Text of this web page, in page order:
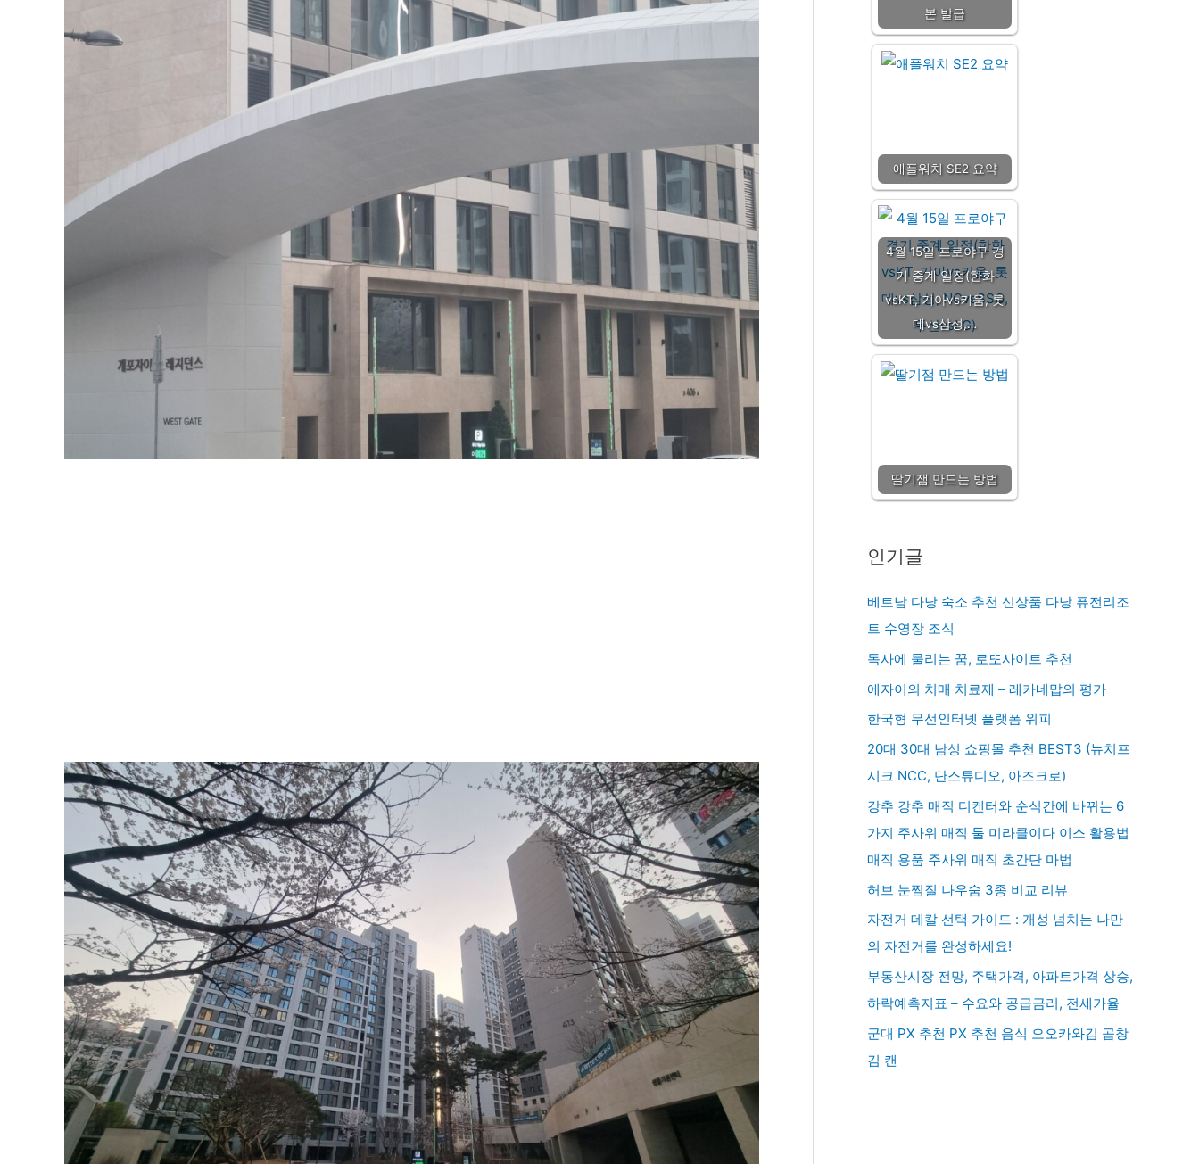
본 발급
애플워치 SE2 요약
4월 15일 프로야구 경
기 중계 일정(한화
vsKT, 기아vs키움, 롯
데vs삼성,…
딸기잼 만드는 방법
인기글
베트남 다낭 숙소 추천 신상품 다낭 퓨전리조
트 수영장 조식
독사에 물리는 꿈, 로또사이트 추천
에자이의 치매 치료제 – 레카네맙의 평가
한국형 무선인터넷 플랫폼 위피
20대 30대 남성 쇼핑몰 추천 BEST3 (뉴치프
시크 NCC, 단스튜디오, 아즈크로)
강추 강추 매직 디켄터와 순식간에 바뀌는 6
가지 주사위 매직 툴 미라클이다 이스 활용법
매직 용품 주사위 매직 초간단 마법
허브 눈찜질 나우숨 3종 비교 리뷰
자전거 데칼 선택 가이드 : 개성 넘치는 나만
의 자전거를 완성하세요!
부동산시장 전망, 주택가격, 아파트가격 상승,
하락예측지표 – 수요와 공급금리, 전세가율
군대 PX 추천 PX 추천 음식 오오카와김 곱창
김 캔